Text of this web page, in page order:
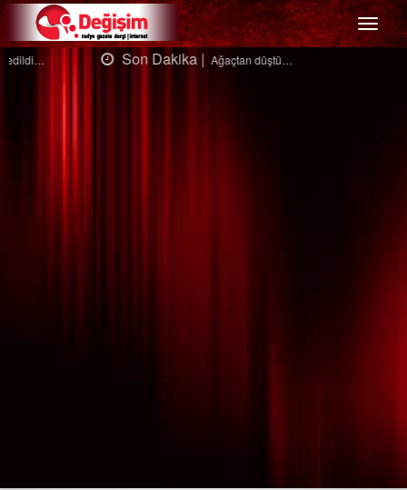
Menü
Son Dakika | Ağaçtan düştü…